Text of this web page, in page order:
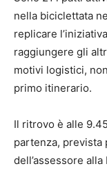
nella biciclettata
replicare
raggiungere gli
motivi logistici,
primo itinerario.
Il ritrovo è alle
partenza, prevista
dell’assessore